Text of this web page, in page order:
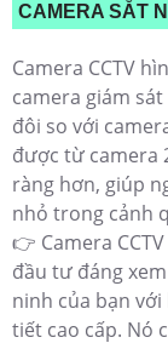
CAMERA SẮT
Camera CCTV
camera giám
đôi so với
được từ camera
ràng hơn, giúp
nhỏ trong cảnh
👉 Camera
đầu tư đáng
ninh của bạn
tiết cao cấp. Nó